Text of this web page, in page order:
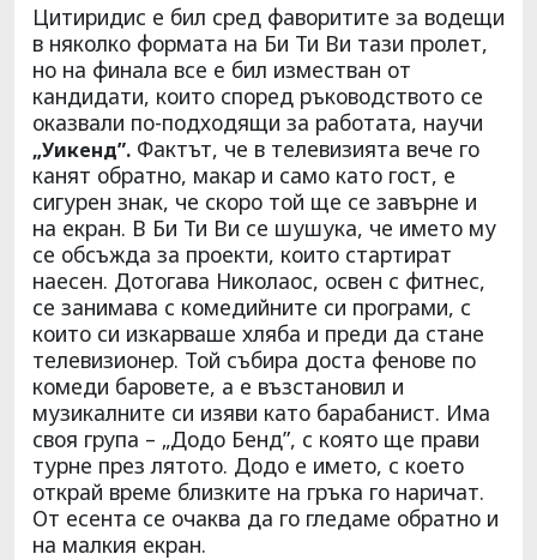
Цитиридис е бил сред фаворитите за водещи
в няколко формата на Би Ти Ви тази пролет,
но на финала все е бил изместван от
кандидати, които според ръководството се
оказвали по-подходящи за работата, научи
„Уикенд”. Фактът, че в телевизията вече го
канят обратно, макар и само като гост, е
сигурен знак, че скоро той ще се завърне и
на екран. В Би Ти Ви се шушука, че името му
се обсъжда за проекти, които стартират
наесен. Дотогава Николаос, освен с фитнес,
се занимава с комедийните си програми, с
които си изкарваше хляба и преди да стане
телевизионер. Той събира доста фенове по
комеди баровете, а е възстановил и
музикалните си изяви като барабанист. Има
своя група – „Додо Бенд”, с която ще прави
турне през лятото. Додо е името, с което
открай време близките на гръка го наричат.
От есента се очаква да го гледаме обратно и
на малкия екран.